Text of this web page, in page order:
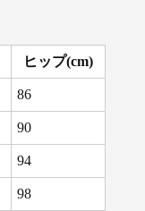
ヒップ(cm)
86
90
94
98